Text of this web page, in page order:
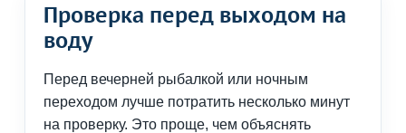
Проверка перед выходом на
воду
Перед вечерней рыбалкой или ночным
переходом лучше потратить несколько минут
на проверку. Это проще, чем объяснять